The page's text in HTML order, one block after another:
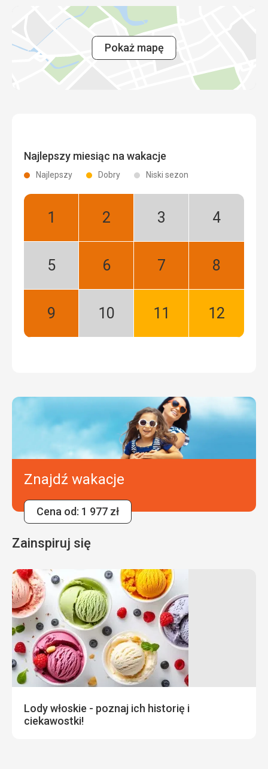
Pokaż mapę
Najlepszy miesiąc na wakacje
Najlepszy Dobry Niski sezon
Styczeń:
Luty:
Marzec:
Kwiecień:
Maj:
Czerwiec:
Lipiec:
Sierpień:
Wrzesień:
Październik:
Listopad:
Grudzień:
Znajdź wakacje
Cena od: 1 977 zł
Zainspiruj się
Lody włoskie - poznaj ich historię i
ciekawostki!